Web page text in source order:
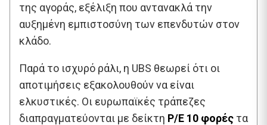
της αγοράς, εξέλιξη που αντανακλά την
αυξημένη εμπιστοσύνη των επενδυτών στον
κλάδο.
Παρά το ισχυρό ράλι, η UBS θεωρεί ότι οι
αποτιμήσεις εξακολουθούν να είναι
ελκυστικές. Οι ευρωπαϊκές τράπεζες
διαπραγματεύονται με δείκτη P/E 10 φορές τα